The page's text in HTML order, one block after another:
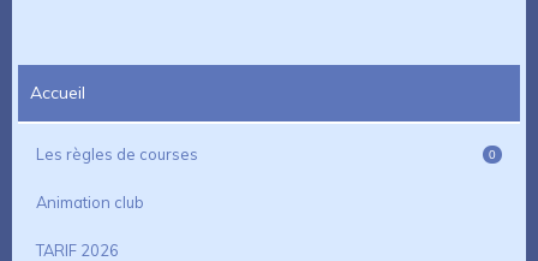
Accueil
Les règles de courses 0
Animation club
TARIF 2026